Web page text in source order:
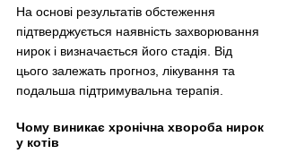
На основі результатів обстеження
підтверджується наявність захворювання
нирок і визначається його стадія. Від
цього залежать прогноз, лікування та
подальша підтримувальна терапія.
Чому виникає хронічна хвороба нирок
у котів